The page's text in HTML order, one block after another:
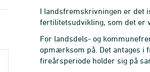
I landsfremskrivningen er det
fertilitetsudvikling, som det
For landsdels- og
opmærksom på. Det antages i
fireårsperiode holder sig på